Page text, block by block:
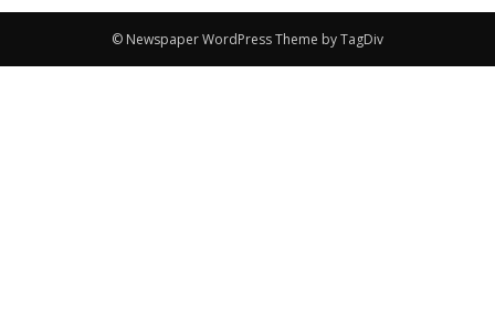
© Newspaper WordPress Theme by TagDiv